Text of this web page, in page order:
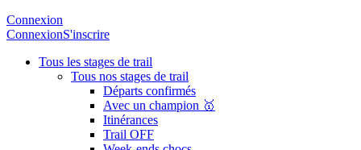
Connexion
ConnexionS'inscrire
Tous les stages de trail
Tous nos stages de trail
Départs confirmés
Avec un champion 🥇
Itinérances
Trail OFF